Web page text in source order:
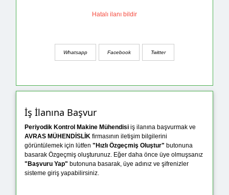
Hatalı ilanı bildir
Whatsapp Facebook Twitter
İş İlanına Başvur
Periyodik Kontrol Makine Mühendisi iş ilanına başvurmak ve
AVRAS MÜHENDİSLİK firmasının iletişim bilgilerini
görüntülemek için lütfen "Hızlı Özgeçmiş Oluştur" butonuna
basarak Özgeçmiş oluşturunuz. Eğer daha önce üye olmuşsanız
"Başvuru Yap" butonuna basarak, üye adınız ve şifrenizler
sisteme giriş yapabilirsiniz.